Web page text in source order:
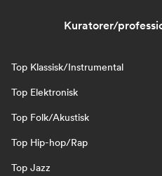
Kuratorer/
Top Klassisk/Instrumental
Top Elektronisk
Top Folk/Akustisk
Top Hip-hop/Rap
Top Jazz